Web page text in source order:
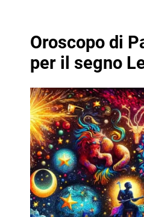
Oroscopo di
per il segno